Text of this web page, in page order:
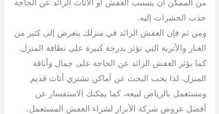
من الممكن أن يتسبب العفش أو الأثاث الزائد عن الحاجة
جذب الحشرات إليه.
ومن ثم فإن العفش الزائد في منزلك يتعرض إلى كثير من
الغبار والأتربة التي تؤثر بدرجة كبيرة على نظافة المنزل.
كما يؤثر العفش الزائد عن الحاجة على جمال وأناقة
المنزل، لذا يجب البحث عن أماكن تشتري أثاث قديم
ومستعمل بالرياض لبيعه، كما يمكنك الاستفسار عن
أفضل عروض شركة الأبرار لشراء العفش المستعمل.